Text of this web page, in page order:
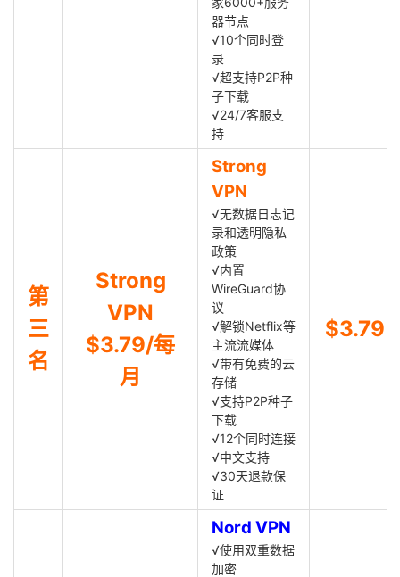
器节点
√10个同时登
录
√超支持P2P种
子下载
√24/7客服支
持
第
三
名
Strong
VPN
$3.79/每
月
Strong
VPN
√无数据日志记
录和透明隐私
政策
√内置
WireGuard协
议
√解锁Netflix等
主流流媒体
√带有免费的云
存储
√支持P2P种子
下载
√12个同时连接
√中文支持
√30天退款保
证
$3.79
Nord VPN
√使用双重数据
加密